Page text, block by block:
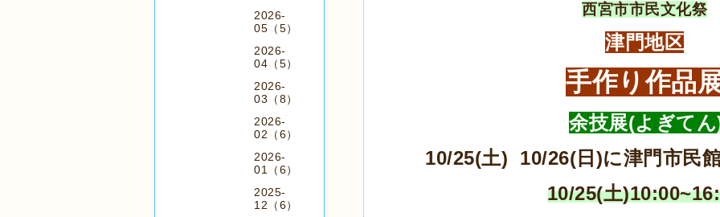
西宮市市民文化祭
津門地区
手作り作品
余技展(よぎて
10/25(土) 10/26(日)に津門市民
10/25(土)
2026-
05（5）
2026-
04（5）
2026-
03（8）
2026-
02（6）
2026-
01（6）
2025-
12（6）